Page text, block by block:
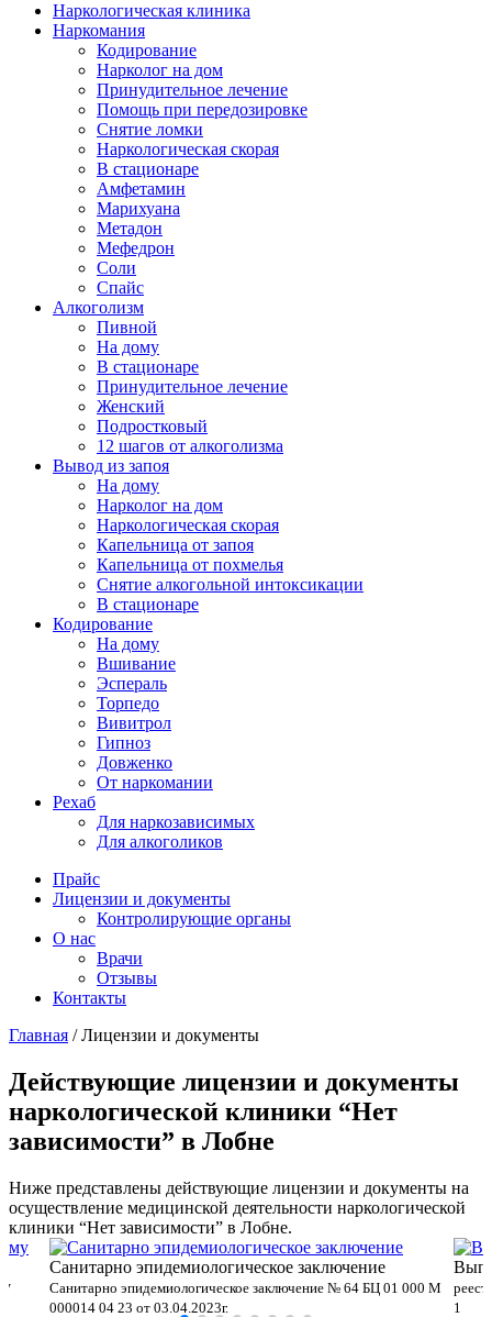
Наркологическая клиника
Наркомания
Кодирование
Нарколог на дом
Принудительное лечение
Помощь при передозировке
Снятие ломки
Наркологическая скорая
В стационаре
Амфетамин
Марихуана
Метадон
Мефедрон
Соли
Спайс
Алкоголизм
Пивной
На дому
В стационаре
Принудительное лечение
Женский
Подростковый
12 шагов от алкоголизма
Вывод из запоя
На дому
Нарколог на дом
Наркологическая скорая
Капельница от запоя
Капельница от похмелья
Снятие алкогольной интоксикации
В стационаре
Кодирование
На дому
Вшивание
Эспераль
Торпедо
Вивитрол
Гипноз
Довженко
От наркомании
Рехаб
Для наркозависимых
Для алкоголиков
Прайс
Лицензии и документы
Контролирующие органы
О нас
Врачи
Отзывы
Контакты
Главная /Лицензии и документы
Действующие лицензии и документы
наркологической клиники “Нет
зависимости” в Лобне
Ниже представлены действующие лицензии и документы на
осуществление медицинской деятельности наркологической
клиники “Нет зависимости” в Лобне.
Санитарно эпидемиологическое заключение
Санитарно эпидемиологическое заключение № 64 БЦ 01 000 М
000014 04 23 от 03.04.2023г.
1